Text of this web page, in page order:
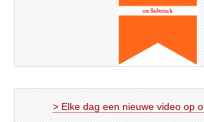
> Elke dag een nieuwe video op